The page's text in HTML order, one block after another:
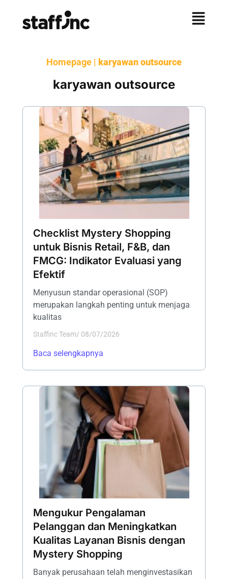
Homepage | karyawan outsource
karyawan outsource
Checklist Mystery Shopping
untuk Bisnis Retail, F&B, dan
FMCG: Indikator Evaluasi yang
Efektif
Menyusun standar operasional (SOP)
merupakan langkah penting untuk menjaga
kualitas
Staffinc Team/ 08/07/2026
Baca selengkapnya
Mengukur Pengalaman
Pelanggan dan Meningkatkan
Kualitas Layanan Bisnis dengan
Mystery Shopping
Banyak perusahaan telah menginvestasikan